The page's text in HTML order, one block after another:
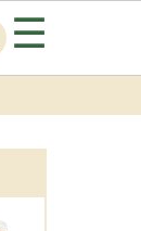
☰